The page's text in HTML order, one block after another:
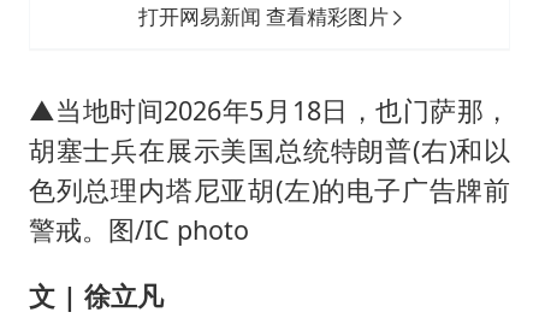
打开网易新闻 查看精彩图片
▲当地时间2026年5月18日，也门萨那，
胡塞士兵在展示美国总统特朗普(右)和以
色列总理内塔尼亚胡(左)的电子广告牌前
警戒。图/IC photo
文 | 徐立凡